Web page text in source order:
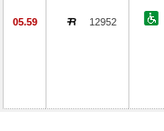
05.59 12952